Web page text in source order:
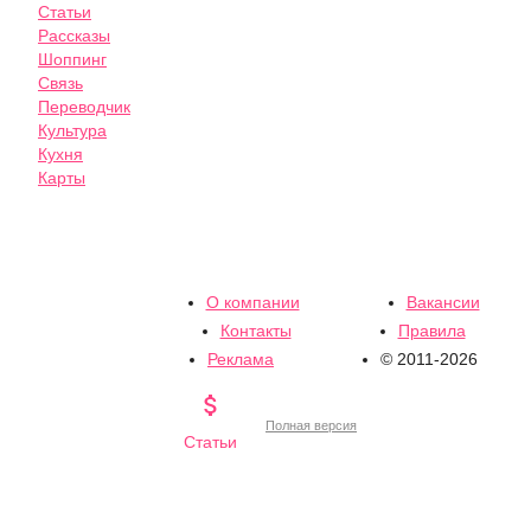
Статьи
Рассказы
Шоппинг
Связь
Переводчик
Культура
Кухня
Карты
О компании
Вакансии
Контакты
Правила
Реклама
© 2011-2026

Статьи
Полная версия